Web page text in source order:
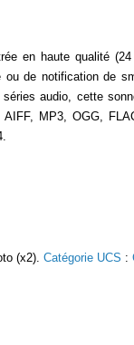
en haute qualité
de notification de
audio, cette
MP3, OGG,
(x2). Catégorie UCS :